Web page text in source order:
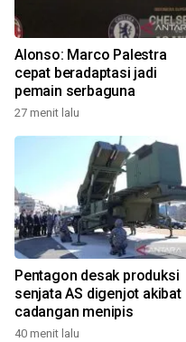
Alonso: Marco Palestra
cepat beradaptasi jadi
pemain serbaguna
27 menit lalu
Pentagon desak produksi
senjata AS digenjot akibat
cadangan menipis
40 menit lalu